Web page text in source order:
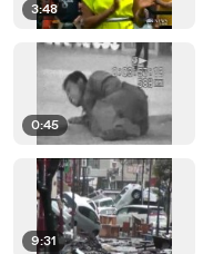
3:48
0:45
9:31